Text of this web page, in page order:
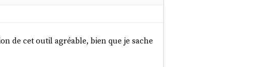
de cet outil agréable, bien que je sache